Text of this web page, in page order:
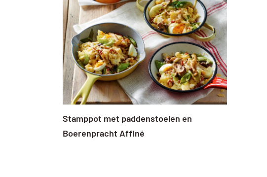
Stamppot met paddenstoelen en
Boerenpracht Affiné